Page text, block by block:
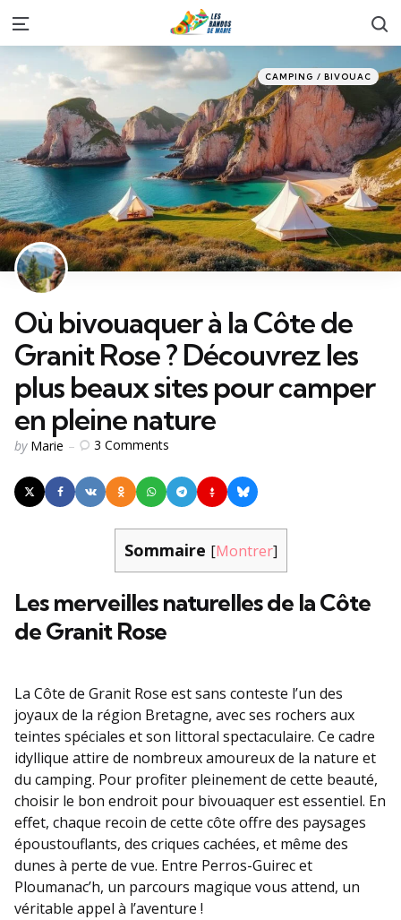
Menu
Categories
Posted
in
CAMPING / BIVOUAC
Où bivouaquer à la Côte de
Granit Rose ? Découvrez les
plus beaux sites pour camper
en pleine nature
Posted
by Marie 3 Comments
Sommaire [Montrer]
Les merveilles naturelles de la Côte
de Granit Rose
La Côte de Granit Rose est sans conteste l’un des
joyaux de la région Bretagne, avec ses rochers aux
teintes spéciales et son littoral spectaculaire. Ce cadre
idyllique attire de nombreux amoureux de la nature et
du camping. Pour profiter pleinement de cette beauté,
choisir le bon endroit pour bivouaquer est essentiel. En
effet, chaque recoin de cette côte offre des paysages
époustouflants, des criques cachées, et même des
dunes à perte de vue. Entre Perros-Guirec et
Ploumanac’h, un parcours magique vous attend, un
véritable appel à l’aventure !